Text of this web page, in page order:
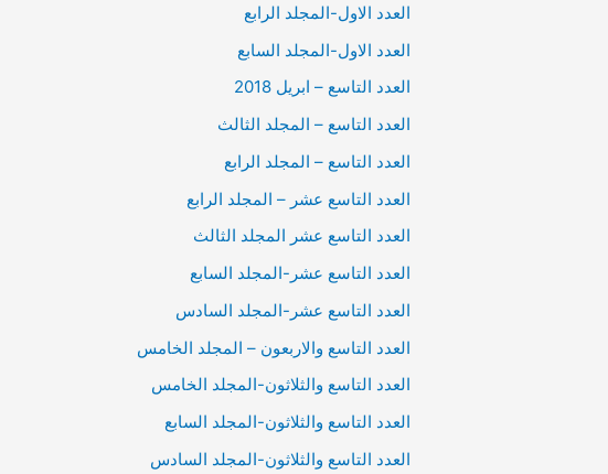
العدد الاول-المجلد الرابع
العدد الاول-المجلد السابع
العدد التاسع – ابريل 2018
العدد التاسع – المجلد الثالث
العدد التاسع – المجلد الرابع
العدد التاسع عشر – المجلد الرابع
العدد التاسع عشر المجلد الثالث
العدد التاسع عشر-المجلد السابع
العدد التاسع عشر-المجلد السادس
العدد التاسع والاربعون – المجلد الخامس
العدد التاسع والثلاثون-المجلد الخامس
العدد التاسع والثلاثون-المجلد السابع
العدد التاسع والثلاثون-المجلد السادس